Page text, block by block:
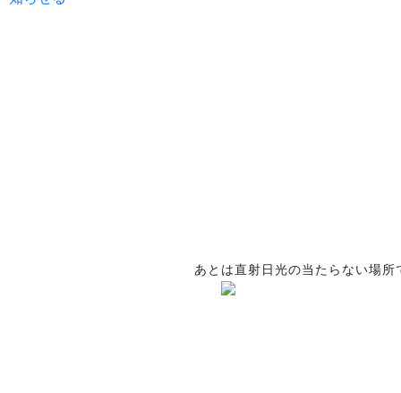
あとは直射日光の当たらない場